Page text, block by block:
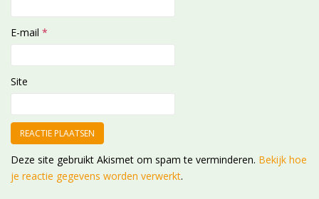
E-mail *
Site
Deze site gebruikt Akismet om spam te verminderen. Bekijk hoe
je reactie gegevens worden verwerkt.